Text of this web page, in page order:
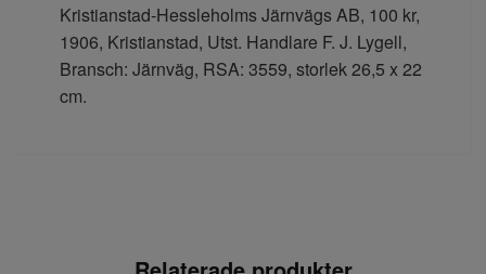
Kristianstad-Hessleholms Järnvägs AB, 100 kr,
1906, Kristianstad, Utst. Handlare F. J. Lygell,
Bransch: Järnväg, RSA: 3559, storlek 26,5 x 22
cm.